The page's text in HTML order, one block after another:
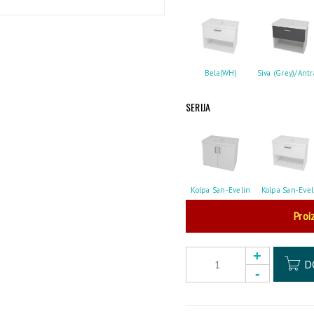
Bela(WH) Siva (Grey)/
SERIJA
Kolpa San-Evelin Kolpa San-